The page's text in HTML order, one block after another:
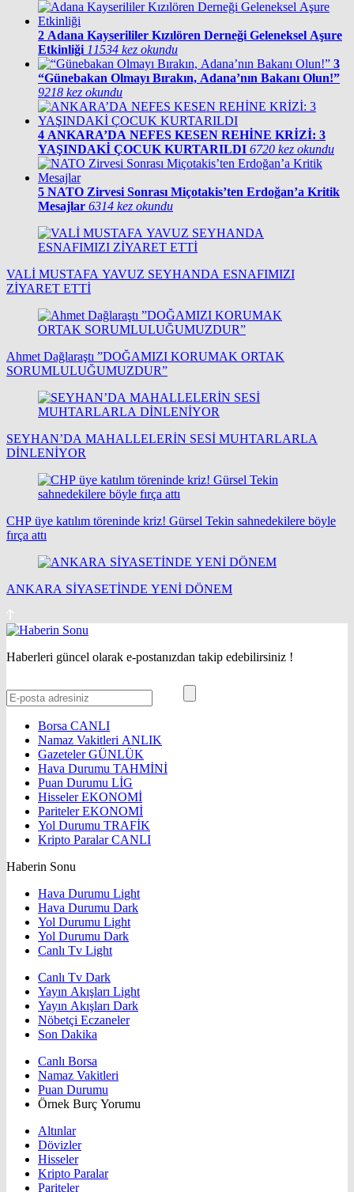
2 Adana Kayserililer Kızılören Derneği Geleneksel Aşure
Etkinliği 11534 kez okundu
3
“Günebakan Olmayı Bırakın, Adana’nın Bakanı Olun!”
9218 kez okundu
4 ANKARA’DA NEFES KESEN REHİNE KRİZİ: 3
YAŞINDAKİ ÇOCUK KURTARILDI 6720 kez okundu
5 NATO Zirvesi Sonrası Miçotakis’ten Erdoğan’a Kritik
Mesajlar 6314 kez okundu
VALİ MUSTAFA YAVUZ SEYHANDA ESNAFIMIZI
ZİYARET ETTİ
Ahmet Dağlaraştı ”DOĞAMIZI KORUMAK ORTAK
SORUMLULUĞUMUZDUR”
SEYHAN’DA MAHALLELERİN SESİ MUHTARLARLA
DİNLENİYOR
CHP üye katılım töreninde kriz! Gürsel Tekin sahnedekilere böyle
fırça attı
ANKARA SİYASETİNDE YENİ DÖNEM
Haberleri güncel olarak e-postanızdan takip edebilirsiniz !
Borsa CANLI
Namaz Vakitleri ANLIK
GazetelerGÜNLÜK
Hava Durumu TAHMİNİ
Puan Durumu LİG
HisselerEKONOMİ
ParitelerEKONOMİ
Yol Durumu TRAFİK
Kripto ParalarCANLI
Haberin Sonu
Hava Durumu Light
Hava Durumu Dark
Yol Durumu Light
Yol Durumu Dark
Canlı Tv Light
Canlı Tv Dark
Yayın Akışları Light
Yayın Akışları Dark
Nöbetçi Eczaneler
Son Dakika
Canlı Borsa
Namaz Vakitleri
Puan Durumu
Örnek Burç Yorumu
Altınlar
Dövizler
Hisseler
Kripto Paralar
Pariteler